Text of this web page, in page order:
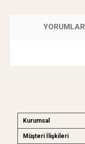
YORUMLAR
Kurumsal
Müşteri İlişkileri